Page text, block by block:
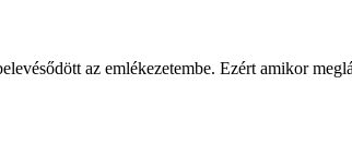
az emlékezetembe. Ezért amikor